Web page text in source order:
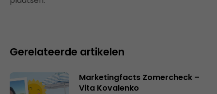
Gerelateerde artikelen
Marketingfacts Zomercheck –
Vita Kovalenko